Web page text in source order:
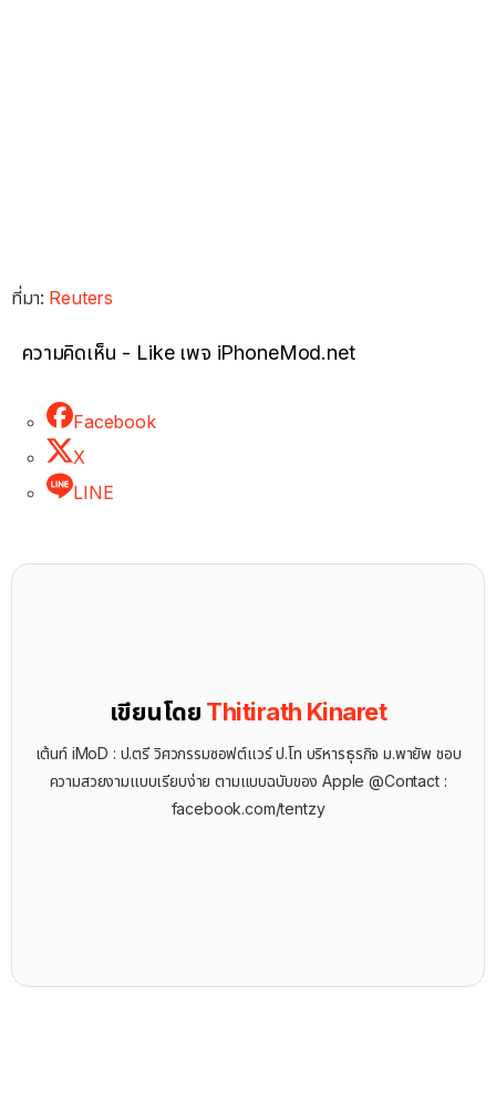
ที่มา: Reuters
ความคิดเห็น - Like เพจ iPhoneMod.net
Facebook
X
LINE
เขียนโดย Thitirath Kinaret
เต้นท์ iMoD : ป.ตรี วิศวกรรมซอฟต์แวร์ ป.โท บริหารธุรกิจ ม.พายัพ ชอบ
ความสวยงามแบบเรียบง่าย ตามแบบฉบับของ Apple @Contact :
facebook.com/tentzy